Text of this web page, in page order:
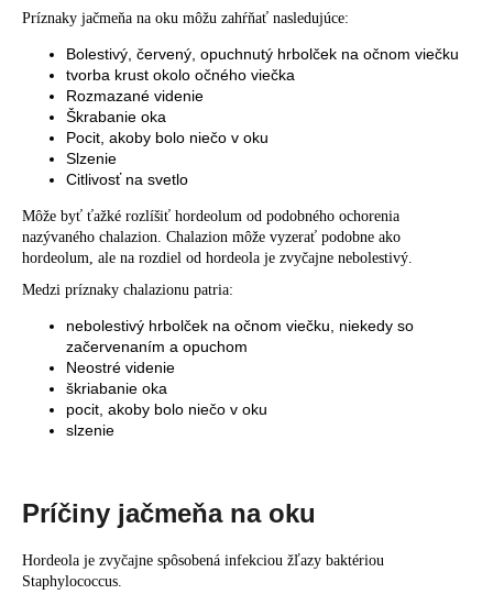
Príznaky jačmeňa na oku môžu zahŕňať nasledujúce:
Bolestivý, červený, opuchnutý hrbolček na očnom viečku
tvorba krust okolo očného viečka
Rozmazané videnie
Škrabanie oka
Pocit, akoby bolo niečo v oku
Slzenie
Citlivosť na svetlo
Môže byť ťažké rozlíšiť hordeolum od podobného ochorenia
nazývaného chalazion. Chalazion môže vyzerať podobne ako
hordeolum, ale na rozdiel od hordeola je zvyčajne nebolestivý.
Medzi príznaky chalazionu patria:
nebolestivý hrbolček na očnom viečku, niekedy so
začervenaním a opuchom
Neostré videnie
škriabanie oka
pocit, akoby bolo niečo v oku
slzenie
Príčiny jačmeňa na oku
Hordeola je zvyčajne spôsobená infekciou žľazy baktériou
Staphylococcus.
e